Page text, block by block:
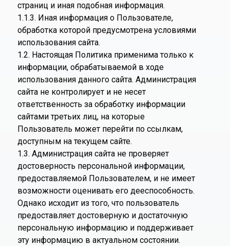
страниц и иная подобная информация.
1.1.3. Иная информация о Пользователе,
обработка которой предусмотрена условиями
использования сайта.
1.2. Настоящая Политика применима только к
информации, обрабатываемой в ходе
использования данного сайта. Администрация
сайта не контролирует и не несет
ответственность за обработку информации
сайтами третьих лиц, на которые
Пользователь может перейти по ссылкам,
доступным на текущем сайте.
1.3. Администрация сайта не проверяет
достоверность персональной информации,
предоставляемой Пользователем, и не имеет
возможности оценивать его дееспособность.
Однако исходит из того, что пользователь
предоставляет достоверную и достаточную
персональную информацию и поддерживает
эту информацию в актуальном состоянии.